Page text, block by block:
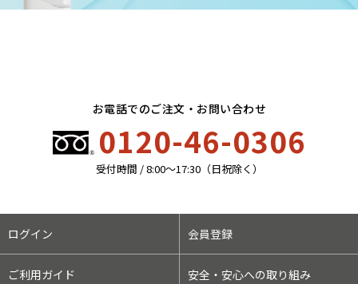
お電話でのご注文・お問い合わせ
0120-46-0306
受付時間 / 8:00〜17:30（日祝除く）
ログイン 会員登録
ご利用ガイド 安全・安心への取り組み